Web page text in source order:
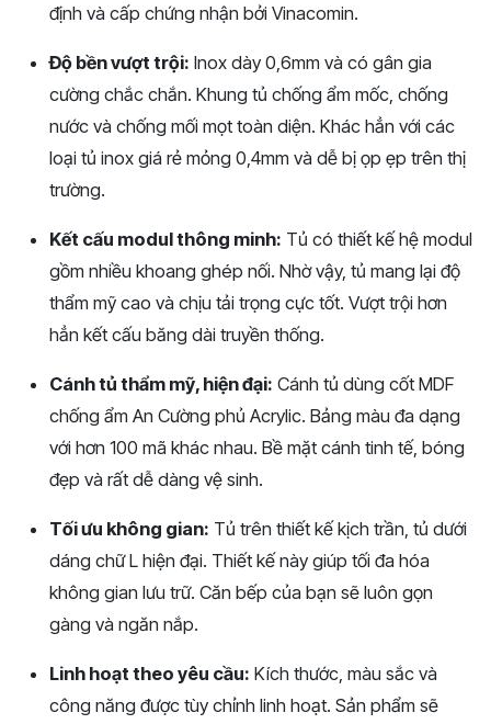
định và cấp chứng nhận bởi Vinacomin.
Độ bền vượt trội: Inox dày 0,6mm và có gân gia
cường chắc chắn. Khung tủ chống ẩm mốc, chống
nước và chống mối mọt toàn diện. Khác hẳn với các
loại tủ inox giá rẻ mỏng 0,4mm và dễ bị ọp ẹp trên thị
trường.
Kết cấu modul thông minh: Tủ có thiết kế hệ modul
gồm nhiều khoang ghép nối. Nhờ vậy, tủ mang lại độ
thẩm mỹ cao và chịu tải trọng cực tốt. Vượt trội hơn
hẳn kết cấu băng dài truyền thống.
Cánh tủ thẩm mỹ, hiện đại: Cánh tủ dùng cốt MDF
chống ẩm An Cường phủ Acrylic. Bảng màu đa dạng
với hơn 100 mã khác nhau. Bề mặt cánh tinh tế, bóng
đẹp và rất dễ dàng vệ sinh.
Tối ưu không gian: Tủ trên thiết kế kịch trần, tủ dưới
dáng chữ L hiện đại. Thiết kế này giúp tối đa hóa
không gian lưu trữ. Căn bếp của bạn sẽ luôn gọn
gàng và ngăn nắp.
Linh hoạt theo yêu cầu: Kích thước, màu sắc và
công năng được tùy chỉnh linh hoạt. Sản phẩm sẽ